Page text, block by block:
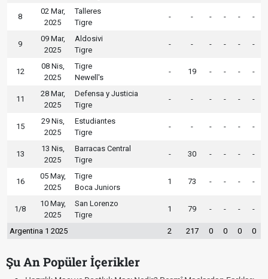
8
02 Mar,
2025
Talleres
Tigre
- - - - - -
9
09 Mar,
2025
Aldosivi
Tigre
- - - - - -
12
08 Nis,
2025
Tigre
Newell's
- 19 - - - -
11
28 Mar,
2025
Defensa y Justicia
Tigre
- - - - - -
15
29 Nis,
2025
Estudiantes
Tigre
- - - - - -
13
13 Nis,
2025
Barracas Central
Tigre
- 30 - - - -
16
05 May,
2025
Tigre
Boca Juniors
1 73 - - - -
1/8
10 May,
2025
San Lorenzo
Tigre
1 79 - - - -
Argentina 1 2025 2 217 0 0 0 0
Şu An Popüler İçerikler